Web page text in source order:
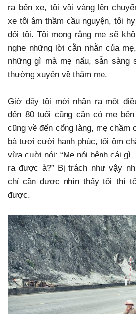
ra bến xe, tôi vội vàng lên
xe tôi âm thầm cầu nguyện, tôi
dối tôi. Tôi mong rằng mẹ sẽ
nghe những lời cằn nhằn của
những gì mà mẹ nấu, sẵn sàng
thường xuyên về thăm mẹ.
Giờ đây tôi mới nhận ra một
đến 80 tuổi cũng cần có mẹ
cũng về đến cổng làng, mẹ chầm
bà tươi cười hạnh phúc, tôi ôm
vừa cười nói: “Mẹ nói bệnh cái gì,
ra được à?” Bị trách như vậy
chỉ cần được nhìn thấy tôi thì
được.